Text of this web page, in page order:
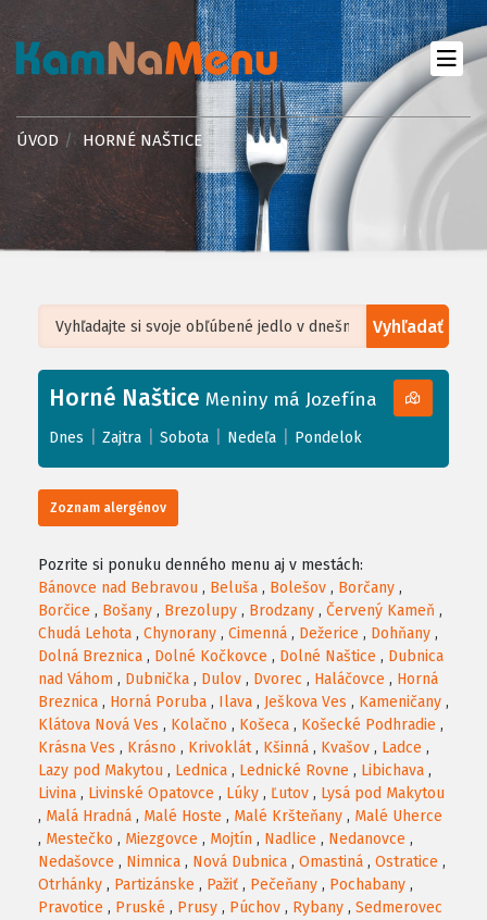
ÚVOD HORNÉ NAŠTICE
Vyhľadať
+
−
Leaflet| ©OpenStreetMap, Tiles courtesy ofHumanitarian OpenStreetMap
Horné Naštice Meniny má Jozefína
Dnes Zajtra Sobota Nedeľa Pondelok
Zoznam alergénov
Pozrite si ponuku denného menu aj v mestách:
Bánovce nad Bebravou , Beluša , Bolešov , Borčany ,
Borčice , Bošany , Brezolupy , Brodzany , Červený Kameň ,
Chudá Lehota , Chynorany , Cimenná , Dežerice , Dohňany ,
Dolná Breznica , Dolné Kočkovce , Dolné Naštice , Dubnica
nad Váhom , Dubnička , Dulov , Dvorec , Haláčovce , Horná
Breznica , Horná Poruba , Ilava , Ješkova Ves , Kameničany ,
Klátova Nová Ves , Kolačno , Košeca , Košecké Podhradie ,
Krásna Ves , Krásno , Krivoklát, Kšinná , Kvašov , Ladce ,
Lazy pod Makytou , Lednica , Lednické Rovne , Libichava ,
Livina , Livinské Opatovce , Lúky , Ľutov , Lysá pod Makytou
, Malá Hradná , Malé Hoste , Malé Kršteňany , Malé Uherce
, Mestečko , Miezgovce , Mojtín , Nadlice , Nedanovce ,
Nedašovce , Nimnica , Nová Dubnica , Omastiná , Ostratice ,
Otrhánky , Partizánske , Pažiť , Pečeňany , Pochabany ,
Pravotice , Pruské , Prusy , Púchov , Rybany , Sedmerovec